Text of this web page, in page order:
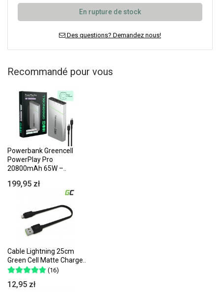
En rupture de stock
Des questions? Demandez nous!
Recommandé pour vous
Powerbank Greencell
PowerPlay Pro
20800mAh 65W –..
199,95 zł
Cable Lightning 25cm
Green Cell Matte Charge..
(16)
12,95 zł